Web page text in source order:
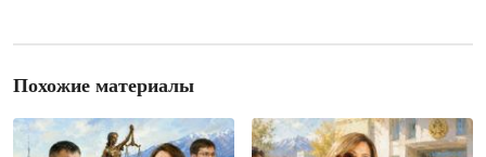
Похожие материалы